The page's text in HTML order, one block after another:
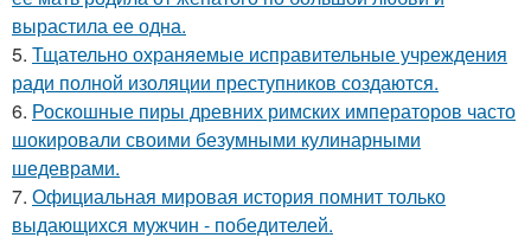
вырастила ее одна.
5. Тщательно охраняемые исправительные учреждения
ради полной изоляции преступников создаются.
6. Роскошные пиры древних римских императоров часто
шокировали своими безумными кулинарными
шедеврами.
7. Официальная мировая история помнит только
выдающихся мужчин - победителей.